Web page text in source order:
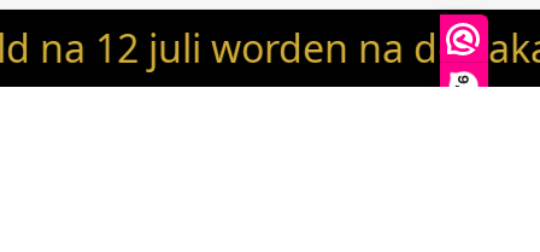
9,9
© 2024 Robin's woondeco / robinswoondeco.nl - Alle
rechten voorbehouden
juli worden na de